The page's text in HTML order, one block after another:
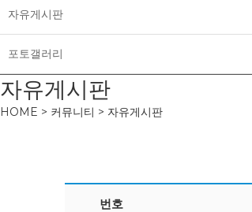
자유게시판
포토갤러리
자유게시판
HOME > 커뮤니티 > 자유게시판
번호